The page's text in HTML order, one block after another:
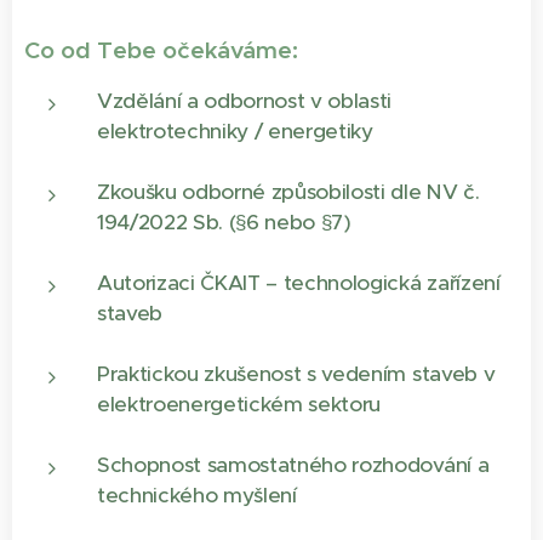
Co od Tebe očekáváme:
Vzdělání a odbornost v oblasti
elektrotechniky / energetiky
Zkoušku odborné způsobilosti dle NV č.
194/2022 Sb. (§6 nebo §7)
Autorizaci ČKAIT – technologická zařízení
staveb
Praktickou zkušenost s vedením staveb v
elektroenergetickém sektoru
Schopnost samostatného rozhodování a
technického myšlení